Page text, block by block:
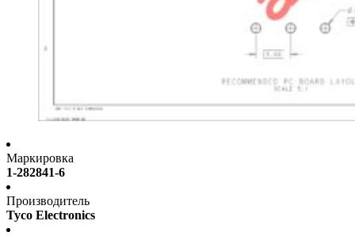
Маркировка
1-282841-6
Производитель
Tyco Electronics